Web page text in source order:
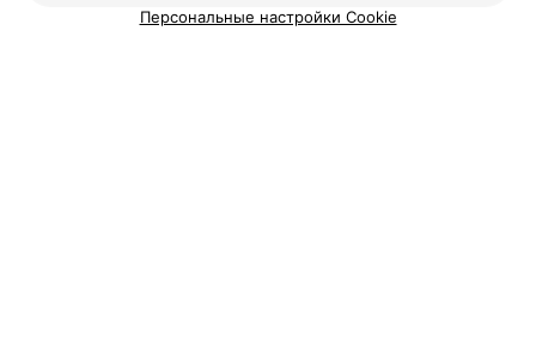
Пользовательское соглашение
Способы оплаты
Персональные настройки Cookie